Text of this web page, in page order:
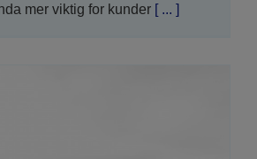
mer viktig for kunder[ ... ]